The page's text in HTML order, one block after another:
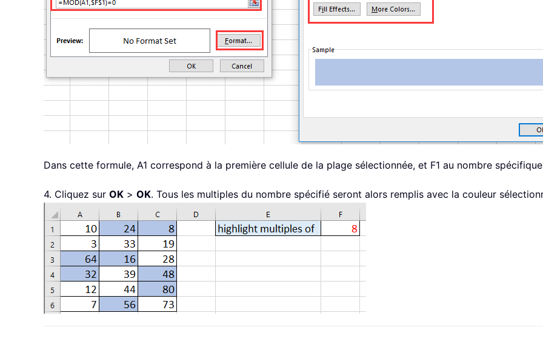
Dans cette formule, A1 correspond à la première cellule de la plage sélectionnée, et F1 au nombre
4. Cliquez sur OK > OK. Tous les multiples du nombre spécifié seront alors remplis avec la couleur